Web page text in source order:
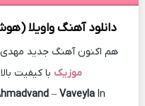
دانلود آهنگ واویلا
هم اکنون آهنگ جدید مهدی
موزیک با کیفیت
– Vaveyla In